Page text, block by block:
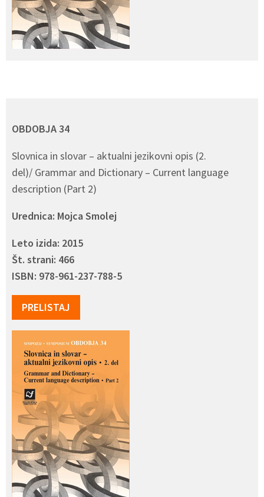
OBDOBJA 34
Slovnica in slovar – aktualni jezikovni opis (2.
del)/ Grammar and Dictionary – Current language
description (Part 2)
Urednica: Mojca Smolej
Leto izida: 2015
Št. strani: 466
ISBN: 978-961-237-788-5
PRELISTAJ